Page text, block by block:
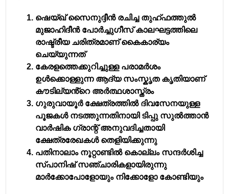
ഷെയ്ഖ് സൈനുദ്ദീൻ രചിച്ച തുഹ്‌ഫത്തുൽ
മുജാഹിദീൻ പോർച്ചുഗീസ് കാലഘട്ടത്തിലെ
രാഷ്ട്രീയ ചരിത്രമാണ് കൈകാര്യം
ചെയ്യുന്നത്
കേരളത്തെക്കുറിച്ചുള്ള പരാമർശം
ഉൾക്കൊള്ളുന്ന ആദ്യ സംസ്കൃത കൃതിയാണ്
കൗടില്യൻ്റെ അർത്ഥശാസ്ത്രം
ഗുരുവായൂർ ക്ഷേത്രത്തിൽ ദിവസേനയുള്ള
പൂജകൾ നടത്തുന്നതിനായി ടിപ്പു സുൽത്താൻ
വാർഷിക ഗ്രാന്റ് അനുവദിച്ചതായി
ക്ഷേത്രരേഖകൾ തെളിയിക്കുന്നു
പതിനാലാം നൂറ്റാണ്ടിൽ കൊല്ലം സന്ദർശിച്ച
സ്‌പാനിഷ് സഞ്ചാരികളായിരുന്നു
മാർക്കോപോളോയും നിക്കോളോ കോണ്ടിയും